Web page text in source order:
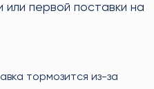
или первой поставки на
тормозится из-за